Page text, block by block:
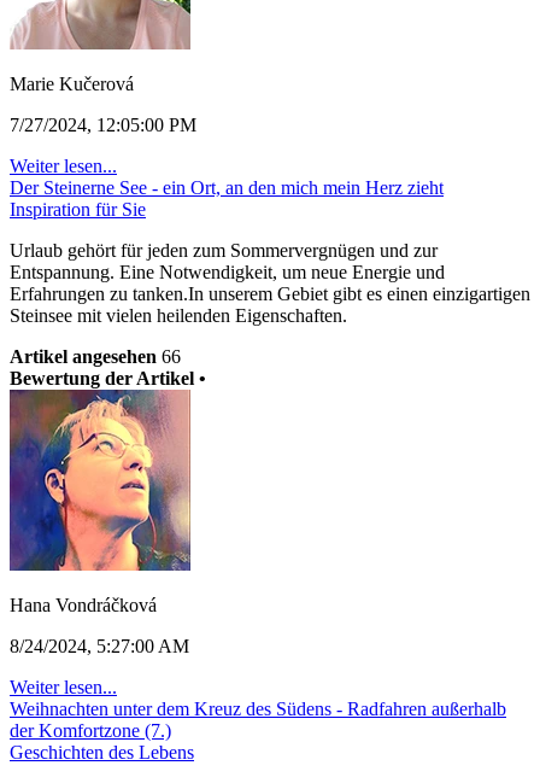
Marie Kučerová
7/27/2024, 12:05:00 PM
Weiter lesen...
Der Steinerne See - ein Ort, an den mich mein Herz zieht
Inspiration für Sie
Urlaub gehört für jeden zum Sommervergnügen und zur
Entspannung. Eine Notwendigkeit, um neue Energie und
Erfahrungen zu tanken.In unserem Gebiet gibt es einen einzigartigen
Steinsee mit vielen heilenden Eigenschaften.
Artikel angesehen 66
Bewertung der Artikel •
Hana Vondráčková
8/24/2024, 5:27:00 AM
Weiter lesen...
Weihnachten unter dem Kreuz des Südens - Radfahren außerhalb
der Komfortzone (7.)
Geschichten des Lebens